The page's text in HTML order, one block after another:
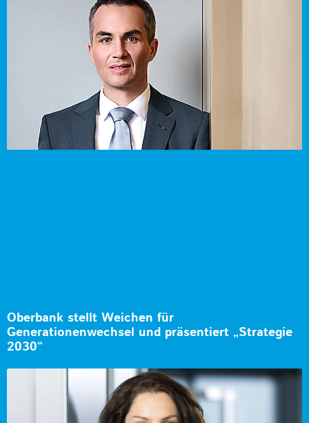
Oberbank stellt Weichen für
Generationenwechsel und präsentiert „Strategie
2030“